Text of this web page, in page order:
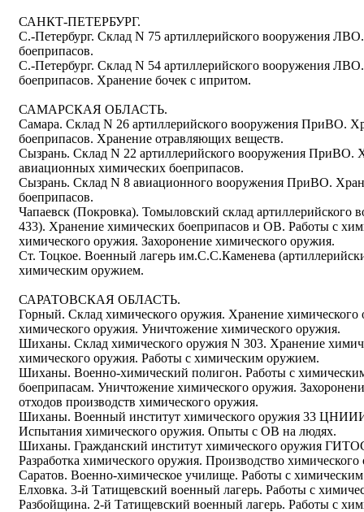
САНКТ-ПЕТЕРБУРГ.
С.-Петербург. Склад N 75 артиллерийского вооружения
боеприпасов.
С.-Петербург. Склад N 54 артиллерийского вооружения
боеприпасов. Хранение бочек с ипритом.
САМАРСКАЯ ОБЛАСТЬ.
Самара. Склад N 26 артиллерийского вооружения ПриВО.
боеприпасов. Хранение отравляющих веществ.
Сызрань. Склад N 22 артиллерийского вооружения ПриВО.
авиационных химических боеприпасов.
Сызрань. Склад N 8 авиационного вооружения ПриВО.
боеприпасов.
Чапаевск (Покровка). Томыловский склад
433). Хранение химических боеприпасов и ОВ. Работы с
химического оружия. Захоронение химического оружия.
Ст. Тоцкое. Военный лагерь им.С.С.Каменева
химическим оружием.
САРАТОВСКАЯ ОБЛАСТЬ.
Горный. Склад химического оружия. Хранение
химического оружия. Уничтожение химического оружия.
Шиханы. Склад химического оружия N 303. Хранение
химического оружия. Работы с химическим оружием.
Шиханы. Военно-химический полигон. Работы с
боеприпасам. Уничтожение химического оружия.
отходов производств химического оружия.
Шиханы. Военный институт химического оружия 33
Испытания химического оружия. Опыты с ОВ на людях.
Шиханы. Гражданский институт химического оружия
Разработка химического оружия. Производство
Саратов. Военно-химическое училище. Работы с
Елховка. 3-й Татищевский военный лагерь. Работы с
Разбойщина. 2-й Татищевский военный лагерь. Работы с